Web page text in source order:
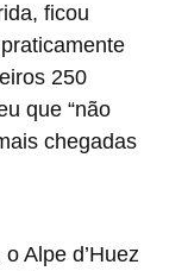
ficou
250
que “não
chegadas
Alpe d’Huez